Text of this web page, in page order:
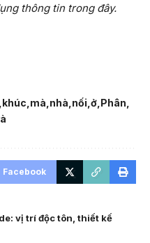
thông tin trong đây.
khúc mà nhà nối ở Phân
Facebook
vị trí độc tôn, thiết kế